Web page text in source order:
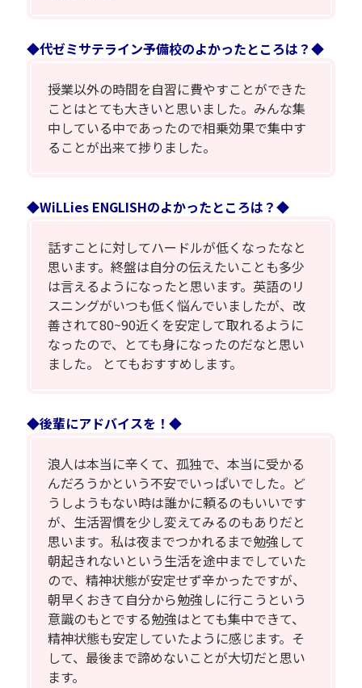
◆代ゼミサテライン予備校のよかったところは？◆
授業以外の時間を自習に費やすことができた
ことはとても大きいと思いました。みんな集
中している中であったので相乗効果で集中す
ることが出来て捗りました。
◆WiLLies ENGLISHのよかったところは？◆
話すことに対してハードルが低くなったなと
思います。終盤は自分の伝えたいことも多少
は言えるようになったと思います。英語のリ
スニングがいつも低く悩んでいましたが、改
善されて80~90近くを安定して取れるように
なったので、とても身になったのだなと思い
ました。 とてもおすすめします。
◆後輩にアドバイスを！◆
浪人は本当に辛くて、孤独で、本当に受かる
んだろうかという不安でいっぱいでした。ど
うしようもない時は誰かに頼るのもいいです
が、生活習慣を少し変えてみるのもありだと
思います。私は夜までつかれるまで勉強して
朝起きれないという生活を途中までしていた
ので、精神状態が安定せず辛かったですが、
朝早くおきて自分から勉強しに行こうという
意識のもとでする勉強はとても集中できて、
精神状態も安定していたように感じます。そ
して、最後まで諦めないことが大切だと思い
ます。